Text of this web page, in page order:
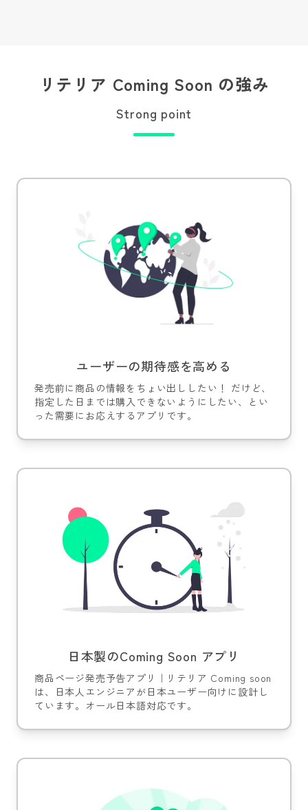
リテリア Coming Soon の強み
Strong point
ユーザーの期待感を高める
発売前に商品の情報をちょい出ししたい！ だけど、
指定した日までは購入できないようにしたい、とい
った需要にお応えするアプリです。
日本製のComing Soon アプリ
商品ページ発売予告アプリ｜リテリア Coming soon
は、日本人エンジニアが日本ユーザー向けに設計し
ています。オール日本語対応です。